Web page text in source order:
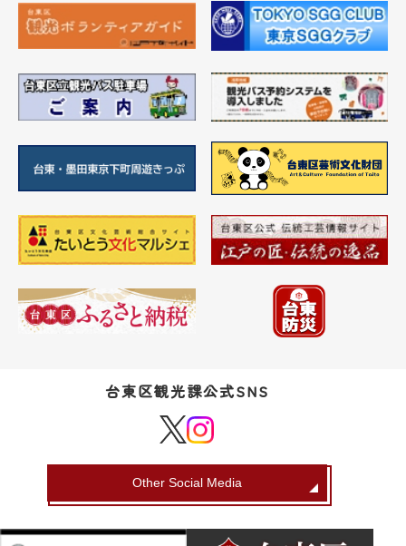
台東区観光課公式SNS
Other Social Media